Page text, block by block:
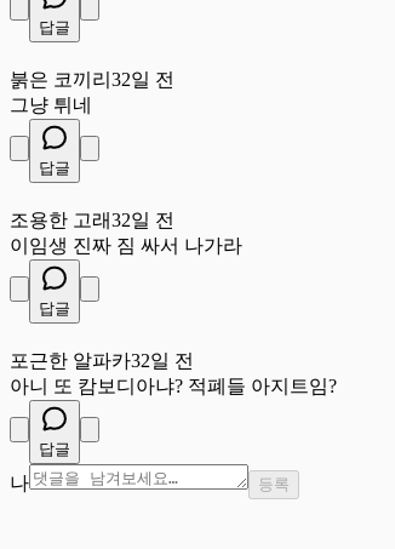
답글
붉은 코끼리 32일 전
그냥 튀네
답글
조용한 고래32일 전
이임생 진짜 짐 싸서 나가라
답글
포근한 알파카32일 전
아니 또 캄보디아냐? 적폐들 아지트임?
답글
나 등록